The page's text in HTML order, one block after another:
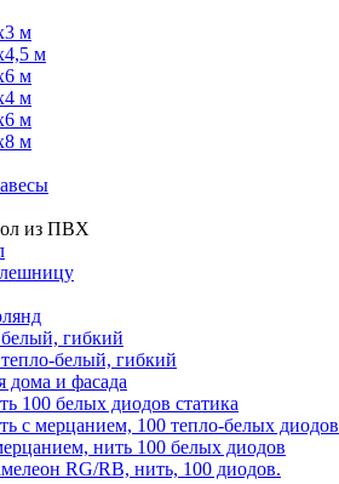
м
м
м
м
м
м
из ПВХ
гибкий
белый, гибкий
дома и фасада
100 белых диодов статика
с мерцанием, 100 тепло-белых диодов
нить 100 белых диодов
RG/RB, нить, 100 диодов.